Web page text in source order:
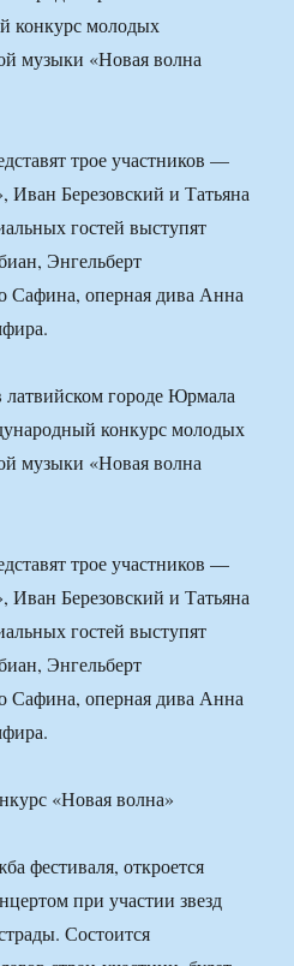
конкурс молодых
музыки «Новая волна
трое участников —
Березовский и Татьяна
гостей выступят
Энгельберт
Сафина, оперная дива Анна
городе Юрмала
конкурс молодых
музыки «Новая волна
трое участников —
Березовский и Татьяна
гостей выступят
Энгельберт
Сафина, оперная дива Анна
фестиваля, откроется
при участии звезд
Состоится